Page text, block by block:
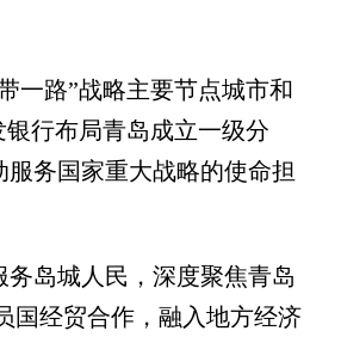
路”战略主要节点城市和
行布局青岛成立一级分
务国家重大战略的使命担
岛城人民，深度聚焦青岛
国经贸合作，融入地方经济